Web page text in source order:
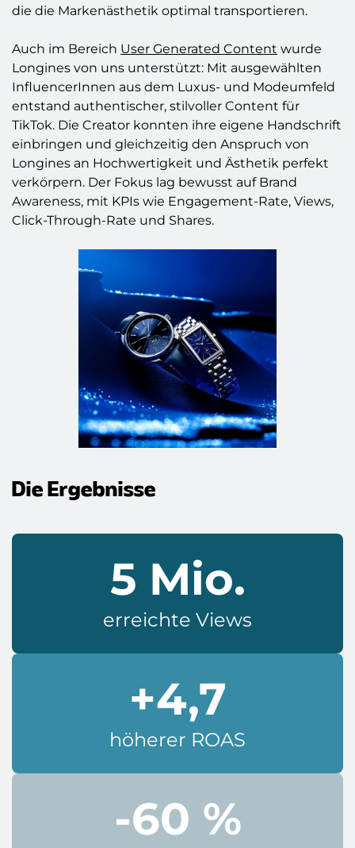
die die Markenästhetik optimal transportieren.
Auch im Bereich User Generated Content wurde
Longines von uns unterstützt: Mit ausgewählten
InfluencerInnen aus dem Luxus- und Modeumfeld
entstand authentischer, stilvoller Content für
TikTok. Die Creator konnten ihre eigene Handschrift
einbringen und gleichzeitig den Anspruch von
Longines an Hochwertigkeit und Ästhetik perfekt
verkörpern. Der Fokus lag bewusst auf Brand
Awareness, mit KPIs wie Engagement-Rate, Views,
Click-Through-Rate und Shares.
Die Ergebnisse
5 Mio.
erreichte Views
+4,7
höherer ROAS
-60 %